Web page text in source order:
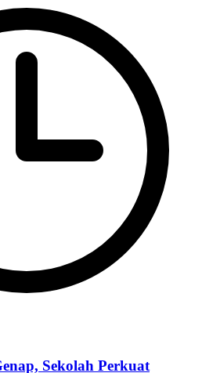
Sekolah Perkuat